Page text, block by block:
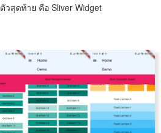
วสุดท้าย คือ Sliver Widget